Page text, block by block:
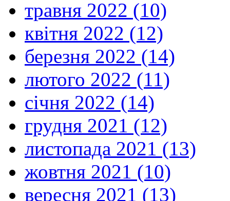
травня 2022 (10)
квітня 2022 (12)
березня 2022 (14)
лютого 2022 (11)
січня 2022 (14)
грудня 2021 (12)
листопада 2021 (13)
жовтня 2021 (10)
вересня 2021 (13)